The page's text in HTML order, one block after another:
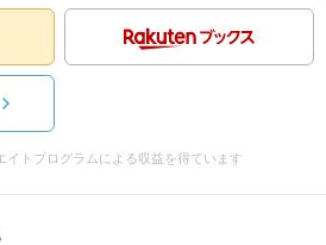
イトプログラムによる収益を得ています